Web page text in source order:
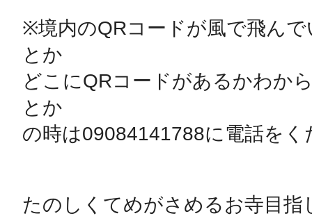
※境内のQRコードが風で飛ん
とか
どこにQRコードがあるかわか
とか
の時は09084141788に電話をく
たのしくてめがさめるお寺目指